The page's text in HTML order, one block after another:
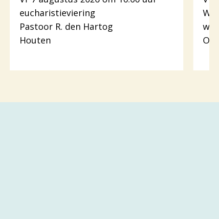
eucharistieviering
Pastoor R. den Hartog
Houten